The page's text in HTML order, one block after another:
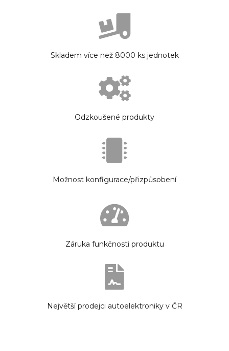
Skladem více než 8000 ks jednotek
Odzkoušené produkty
Možnost konfigurace/přizpůsobení
Záruka funkčnosti produktu
Největší prodejci autoelektroniky v ČR